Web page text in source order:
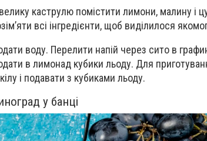
каструлю помістити лимони, малину і
всі інгредієнти, щоб виділилося
воду. Перелити напій через сито в
в лимонад кубики льоду. Для
і подавати з кубиками льоду.
у банці